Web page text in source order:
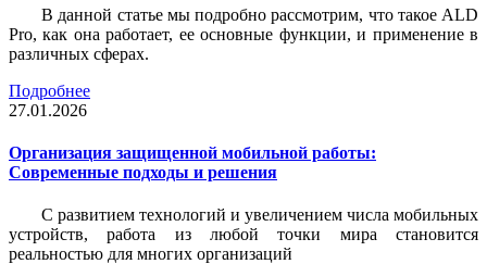
В данной статье мы подробно рассмотрим, что такое ALD
Pro, как она работает, ее основные функции, и применение в
различных сферах.
Подробнее
27.01.2026
Организация защищенной мобильной работы:
Современные подходы и решения
С развитием технологий и увеличением числа мобильных
устройств, работа из любой точки мира становится
реальностью для многих организаций